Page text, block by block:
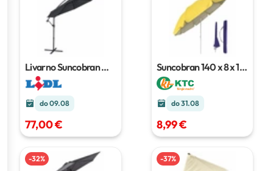
Livarno SuncobranØ
cca 300 cm
do 09.08
77,00 €
Suncobran140 x 8 x 19
cm
do 31.08
8,99 €
-32% -37%